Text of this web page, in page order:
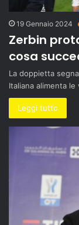
19 Gennaio 2024
Zerbin
cosa
La doppietta
Italiana alimenta
Leggi tutto